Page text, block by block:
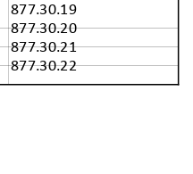
877.30.19
877.30.20
877.30.21
877.30.22